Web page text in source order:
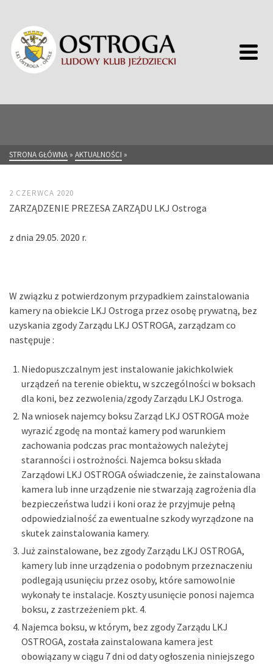
STRONA GŁÓWNA » AKTUALNOŚCI »
2 CZERWCA 2020
ZARZĄDZENIE PREZESA ZARZĄDU LKJ Ostroga
z dnia 29.05. 2020 r.
W związku z potwierdzonym przypadkiem zainstalowania
kamery na obiekcie LKJ Ostroga przez osobę prywatną, bez
uzyskania zgody Zarządu LKJ OSTROGA, zarządzam co
następuje :
Niedopuszczalnym jest instalowanie jakichkolwiek
urządzeń na terenie obiektu, w szczególności w boksach
dla koni, bez zezwolenia/zgody Zarządu LKJ Ostroga.
Na wniosek najemcy boksu Zarząd LKJ OSTROGA może
wyrazić zgodę na montaż kamery pod warunkiem
zachowania podczas prac montażowych należytej
staranności i ostrożności. Najemca boksu składa
Zarządowi LKJ OSTROGA oświadczenie, że zainstalowana
kamera lub inne urządzenie nie stwarzają zagrożenia dla
bezpieczeństwa ludzi i koni oraz że przyjmuje pełną
odpowiedzialność za ewentualne szkody wyrządzone na
skutek zainstalowania kamery.
Już zainstalowane, bez zgody Zarządu LKJ OSTROGA,
kamery lub inne urządzenia o podobnym przeznaczeniu
podlegają usunięciu przez osoby, które samowolnie
wykonały te instalacje. Koszty usunięcie ponosi najemca
boksu, z zastrzeżeniem pkt. 4.
Najemca boksu, w którym, bez zgody Zarządu LKJ
OSTROGA, została zainstalowana kamera jest
obowiązany w ciągu 7 dni od daty ogłoszenia niniejszego